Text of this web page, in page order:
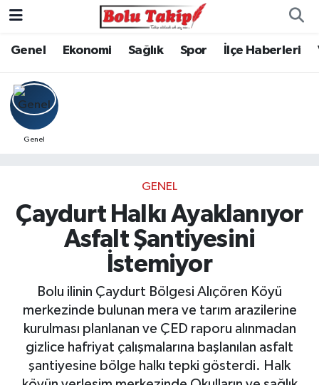
Genel Ekonomi Sağlık Spor İlçe Haberleri
Genel
GENEL
Çaydurt Halkı Ayaklanıyor
Asfalt Şantiyesini
İstemiyor
Bolu ilinin Çaydurt Bölgesi Alıçören Köyü
merkezinde bulunan mera ve tarım arazilerine
kurulması planlanan ve ÇED raporu alınmadan
gizlice hafriyat çalışmalarına başlanılan asfalt
şantiyesine bölge halkı tepki gösterdi. Halk